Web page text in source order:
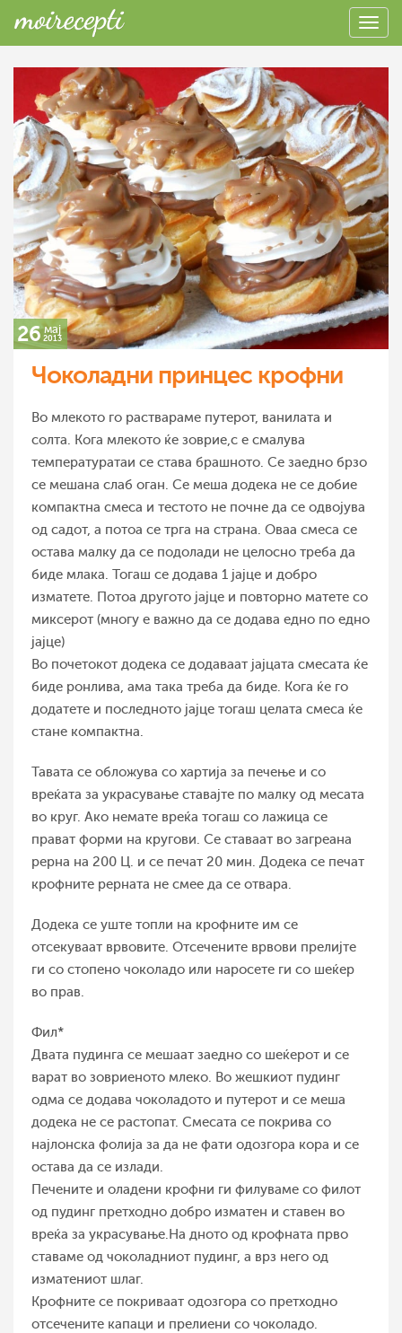
26 мај
2013
Чоколадни принцес крофни
Во млекото го раствараме путерот, ванилата и
солта. Кога млекото ќе зоврие,с е смалува
температуратаи се става брашното. Се заедно брзо
се мешана слаб оган. Се меша додека не се добие
компактна смеса и тестото не почне да се одвојува
од садот, а потоа се трга на страна. Оваа смеса се
остава малку да се подолади не целосно треба да
биде млака. Тогаш се додава 1 јајце и добро
изматете. Потоа другото јајце и повторно матете со
миксерот (многу е важно да се додава едно по едно
јајце)
Во почетокот додека се додаваат јајцата смесата ќе
биде ронлива, ама така треба да биде. Кога ќе го
додатете и последното јајце тогаш целата смеса ќе
стане компактна.
Тавата се обложува со хартија за печење и со
вреќата за украсување ставајте по малку од месата
во круг. Ако немате вреќа тогаш со лажица се
прават форми на кругови. Се ставаат во загреана
рерна на 200 Ц. и се печат 20 мин. Додека се печат
крофните рерната не смее да се отвара.
Додека се уште топли на крофните им се
отсекуваат врвовите. Отсечените врвови прелијте
ги со стопено чоколадо или наросете ги со шеќер
во прав.
Фил*
Двата пудинга се мешаат заедно со шеќерот и се
варат во зовриеното млеко. Во жешкиот пудинг
одма се додава чоколадото и путерот и се меша
додека не се растопат. Смесата се покрива со
најлонска фолија за да не фати одозгора кора и се
остава да се излади.
Печените и оладени крофни ги филуваме со филот
од пудинг претходно добро изматен и ставен во
вреќа за украсување.На дното од крофната прво
ставаме од чоколадниот пудинг, а врз него од
изматениот шлаг.
Крофните се покриваат одозгора со претходно
отсечените капаци и прелиени со чоколадо.